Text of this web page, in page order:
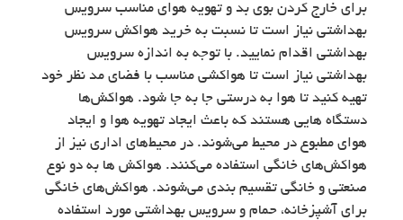
برای خارج کردن بوی بد و تهویه هوای مناسب سرویس
بهداشتی نیاز است تا نسبت به خرید هواکش سرویس
بهداشتی اقدام نمایید. با توجه به اندازه سرویس
بهداشتی نیاز است تا هواکشی مناسب با فضای مد نظر خود
تهیه کنید تا هوا به درستی جا به جا شود. هواکش‌ها
دستگاه هایی هستند که باعث ایجاد تهویه هوا و ایجاد
هوای مطبوع در محیط می‌شوند. در محیط‌های اداری نیز از
هواکش‌های خانگی استفاده می‌کنند. هواکش ها به دو نوع
صنعتی و خانگی تقسیم بندی می‌شوند. هواکش‌های خانگی
برای آشپزخانه، حمام و سرویس بهداشتی مورد استفاده